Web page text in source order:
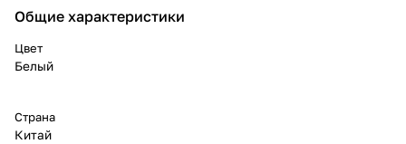
Общие характеристики
Цвет
Белый
Страна
Китай